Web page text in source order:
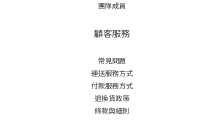
團隊成員
顧客服務
常見問題
運送服務方式
付款服務方式
退換貨政策
條款與細則